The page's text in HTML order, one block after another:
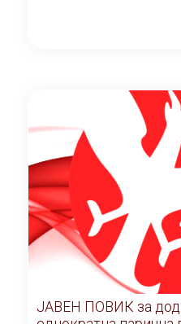
ЈАВЕН ПОВИК за доделување на